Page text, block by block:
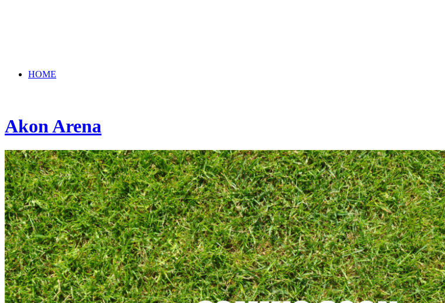
HOME
NEWS
ERGEBNISSE
Akon Arena